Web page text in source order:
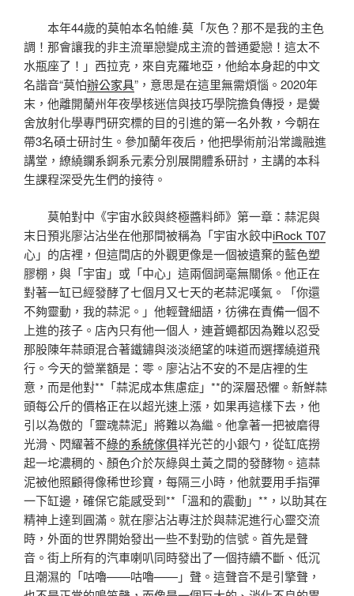
本年44歲的莫帕本名帕維·莫「灰色？那不是我的主色
調！那會讓我的非主流單戀變成主流的普通愛戀！這太不
水瓶座了！」西拉克，來自克羅地亞，他給本身起的中文
名諧音“莫怕辦公家具”，意思是在這里無需煩惱。2020年
末，他離開蘭州年夜學核迷信與技巧學院擔負傳授，是黌
舍放射化學專門研究標的目的引進的第一名外教，今朝在
帶3名碩士研討生。參加蘭年夜后，他把學術前沿常識融進
講堂，繚繞鑭系錒系元素分別展開體系研討，主講的本科
生課程深受先生們的接待。
莫帕對中《宇宙水餃與終極醬料師》第一章：蒜泥與
末日預兆廖沾沾坐在他那間被稱為「宇宙水餃中iRock T07
心」的店裡，但這間店的外觀更像是一個被遺棄的藍色塑
膠棚，與「宇宙」或「中心」這兩個詞毫無關係。他正在
對著一缸已經發酵了七個月又七天的老蒜泥嘆氣。「你還
不夠靈動，我的蒜泥。」他輕聲細語，彷彿在責備一個不
上進的孩子。店內只有他一個人，連蒼蠅都因為難以忍受
那股陳年蒜頭混合著鐵鏽與淡淡絕望的味道而選擇繞道飛
行。今天的營業額是：零。廖沾沾不安的不是店裡的生
意，而是他對**「蒜泥成本焦慮症」**的深層恐懼。新鮮蒜
頭每公斤的價格正在以超光速上漲，如果再這樣下去，他
引以為傲的「靈魂蒜泥」將難以為繼。他拿著一把被磨得
光滑、閃耀著不綠的系統傢俱祥光芒的小銀勺，從缸底撈
起一坨濃稠的、顏色介於灰綠與土黃之間的發酵物。這蒜
泥被他照顧得像稀世珍寶，每隔三小時，他就要用手指彈
一下缸邊，確保它能感受到**「溫和的震動」**，以助其在
精神上達到圓滿。就在廖沾沾專注於與蒜泥進行心靈交流
時，外面的世界開始發出一些不對勁的信號。首先是聲
音。街上所有的汽車喇叭同時發出了一個持續不斷、低沉
且潮濕的「咕嚕——咕嚕——」聲。這聲音不是引擎聲，